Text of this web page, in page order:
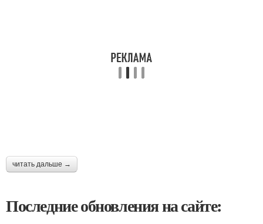
читать дальше →
Последние обновления на сайте: